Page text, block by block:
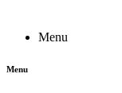
Menu
Menu